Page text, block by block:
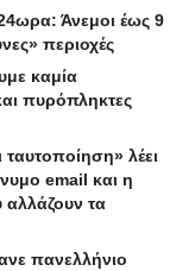
Άνεμοι έως 9
περιοχές
καμία
πυρόπληκτες
λέει
email και η
τα
πανελλήνιο